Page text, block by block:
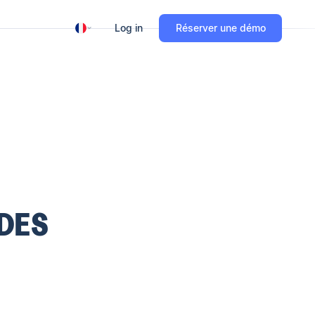
Log in Réserver une démo